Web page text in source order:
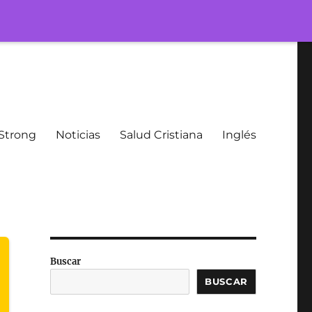
Noticias Salud Cristiana Inglés
Buscar
BUSCAR